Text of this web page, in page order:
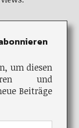
um diesen
und
Beiträge